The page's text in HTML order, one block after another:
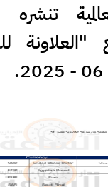
"العلاونة